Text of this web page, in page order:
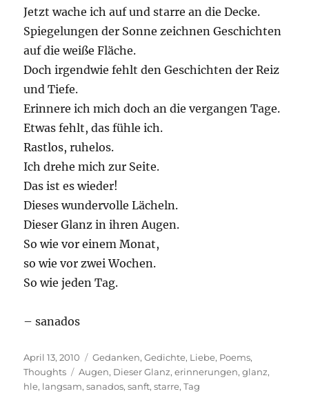
Jetzt wache ich auf und starre an die Decke.
Spiegelungen der Sonne zeichnen Geschichten
auf die weiße Fläche.
Doch irgendwie fehlt den Geschichten der Reiz
und Tiefe.
Erinnere ich mich doch an die vergangen Tage.
Etwas fehlt, das fühle ich.
Rastlos, ruhelos.
Ich drehe mich zur Seite.
Das ist es wieder!
Dieses wundervolle Lächeln.
Dieser Glanz in ihren Augen.
So wie vor einem Monat,
so wie vor zwei Wochen.
So wie jeden Tag.
– sanados
Posted
on
April 13, 2010 Categories
Gedanken,Gedichte, Liebe, Poems,
Thoughts
Tags
Augen, Dieser Glanz,erinnerungen,glanz,
hle, langsam,sanados,sanft,starre,Tag